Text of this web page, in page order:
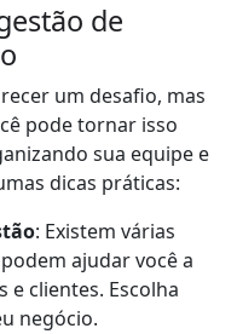
de
um desafio, mas
pode tornar isso
sua equipe e
dicas práticas:
: Existem várias
ajudar você a
e clientes. Escolha
negócio.